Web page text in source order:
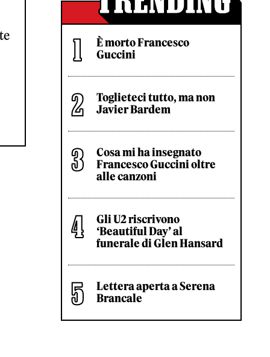
È morto Francesco
Guccini
Toglieteci tutto, ma non
Javier Bardem
Cosa mi ha insegnato
Francesco Guccini oltre
alle canzoni
Gli U2 riscrivono
‘Beautiful Day’ al
funerale di Glen Hansard
Lettera aperta a Serena
Brancale